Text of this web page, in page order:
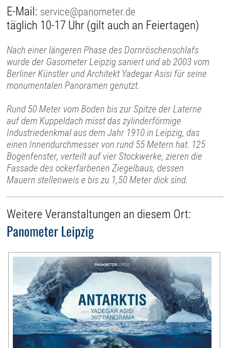
E-Mail: service@panometer.de
täglich 10-17 Uhr (gilt auch an Feiertagen)
Nach einer längeren Phase des Dornröschenschlafs
wurde der Gasometer Leipzig saniert und ab 2003 vom
Berliner Künstler und Architekt Yadegar Asisi für seine
monumentalen Panoramen genutzt.
Rund 50 Meter vom Boden bis zur Spitze der Laterne
auf dem Kuppeldach misst das zylinderförmige
Industriedenkmal aus dem Jahr 1910 in Leipzig, das
einen Innendurchmesser von rund 55 Metern hat. 125
Bogenfenster, verteilt auf vier Stockwerke, zieren die
Fassade des ockerfarbenen Ziegelbaus, dessen
Mauern stellenweis e bis zu 1,50 Meter dick sind.
Weitere Veranstaltungen an diesem Ort:
Panometer Leipzig